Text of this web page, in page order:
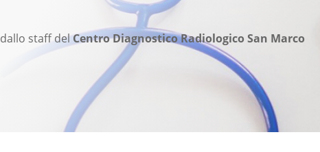
dallo staff delCentro Diagnostico Radiologico San Marco